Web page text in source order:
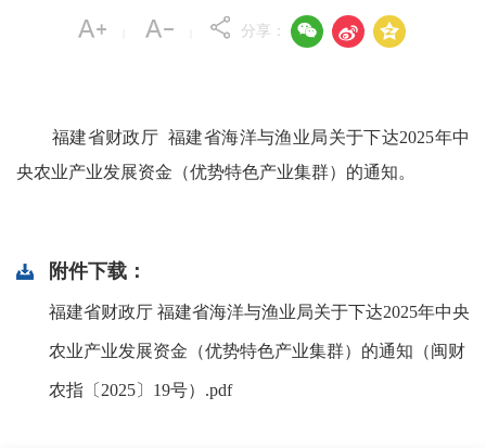
分享：   
福建省财政厅 福建省海洋与渔业局关于下达2025年中
央农业产业发展资金（优势特色产业集群）的通知。
附件下载：
福建省财政厅 福建省海洋与渔业局关于下达2025年中央
农业产业发展资金（优势特色产业集群）的通知（闽财
农指〔2025〕19号）.pdf